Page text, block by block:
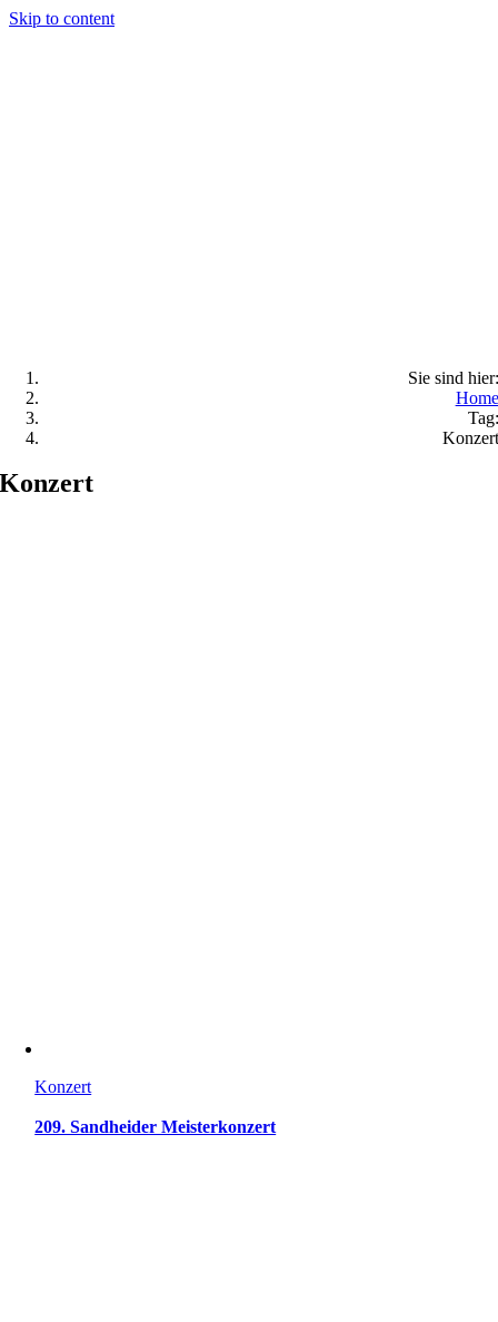
Skip to content
Sie sind hier:
Home
Tag:
Konzert
Konzert
Konzert
209. Sandheider Meisterkonzert